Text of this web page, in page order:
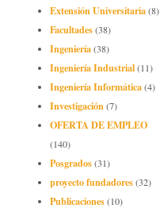
Extensión Universitaria(8)
Facultades(38)
Ingeniería(38)
Ingeniería Industrial(11)
Ingeniería Informática(4)
Investigación(7)
OFERTA DE EMPLEO
(140)
Posgrados(31)
proyecto fundadores(32)
Publicaciones(10)